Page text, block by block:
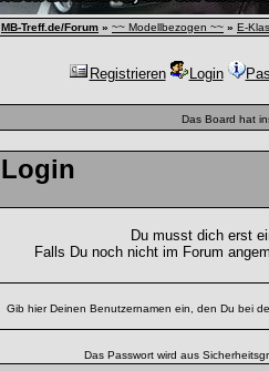
MB-Treff.de/Forum » ~~ Modellbezogen ~~ » E-
Registrieren Login
Das Board hat
Login
Du musst dich erst
Falls Du noch nicht im Forum
Gib hier Deinen Benutzernamen ein, den Du bei
Das Passwort wird aus